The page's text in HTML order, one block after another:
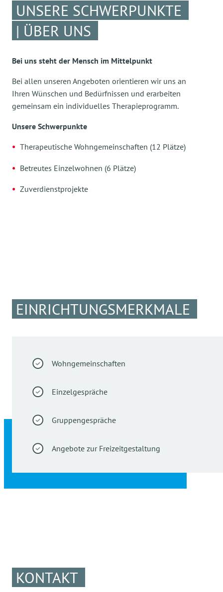
UNSERE SCHWERPUNKTE
| ÜBER UNS
Bei uns steht der Mensch im Mittelpunkt
Bei allen unseren Angeboten orientieren wir uns an
Ihren Wünschen und Bedürfnissen und erarbeiten
gemeinsam ein individuelles Therapieprogramm.
Unsere Schwerpunkte
Therapeutische Wohngemeinschaften (12 Plätze)
Betreutes Einzelwohnen (6 Plätze)
Zuverdienstprojekte
EINRICHTUNGSMERKMALE
Wohngemeinschaften
Einzelgespräche
Gruppengespräche
Angebote zur Freizeitgestaltung
KONTAKT